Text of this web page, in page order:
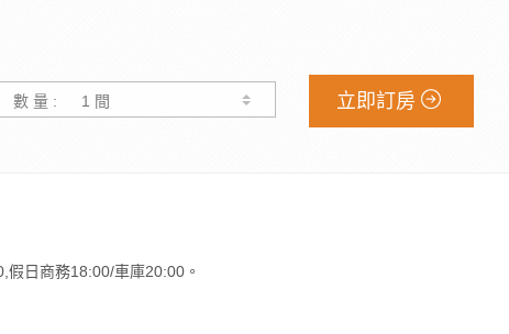
數 量 : 立即訂房
假日商務18:00/車庫20:00。